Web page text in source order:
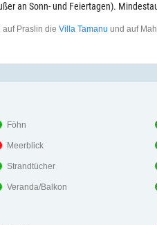
an Sonn- und Feiertagen).
auf Praslin die Villa Tamanu und auf
Föhn
Meerblick
Strandtücher
Veranda/Balkon